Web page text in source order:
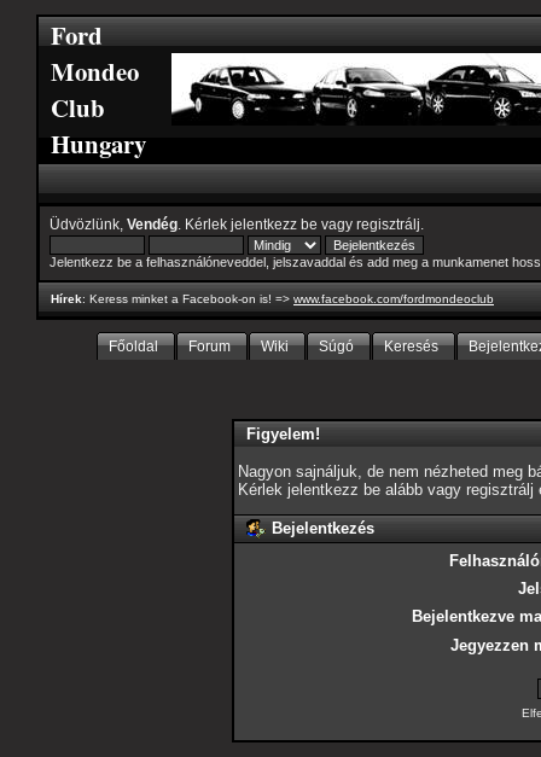
Ford
Mondeo
Club
Hungary
Üdvözlünk, Vendég . Kérlek jelentkezz be vagy regisztrálj
Jelentkezz be a felhasználóneveddel, jelszavaddal és add meg a munkamenet
Hírek: Keress minket a Facebook-on is! => www.facebook.com/fordmondeoclub
Főoldal Forum Wiki Súgó Keresés
Figyelem!
Nagyon sajnáljuk, de nem nézheted meg
Kérlek jelentkezz be alább vagy regisztrálj
Bejelentkezés
Bejelentkezve
Jegyezzen